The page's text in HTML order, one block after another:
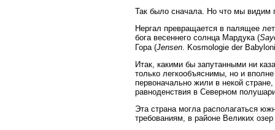
Так было сначала. Но что мы видим
Нергал превращается в палящее
бога весеннего солнца Мардука (
Гора (Jensen . Kosmologie der
Итак, какими бы запутанными ни
только легкообъяснимы, но и
первоначально жили в некой
равноденствия в Северном
Эта страна могла располагаться
требованиям, в районе Великих